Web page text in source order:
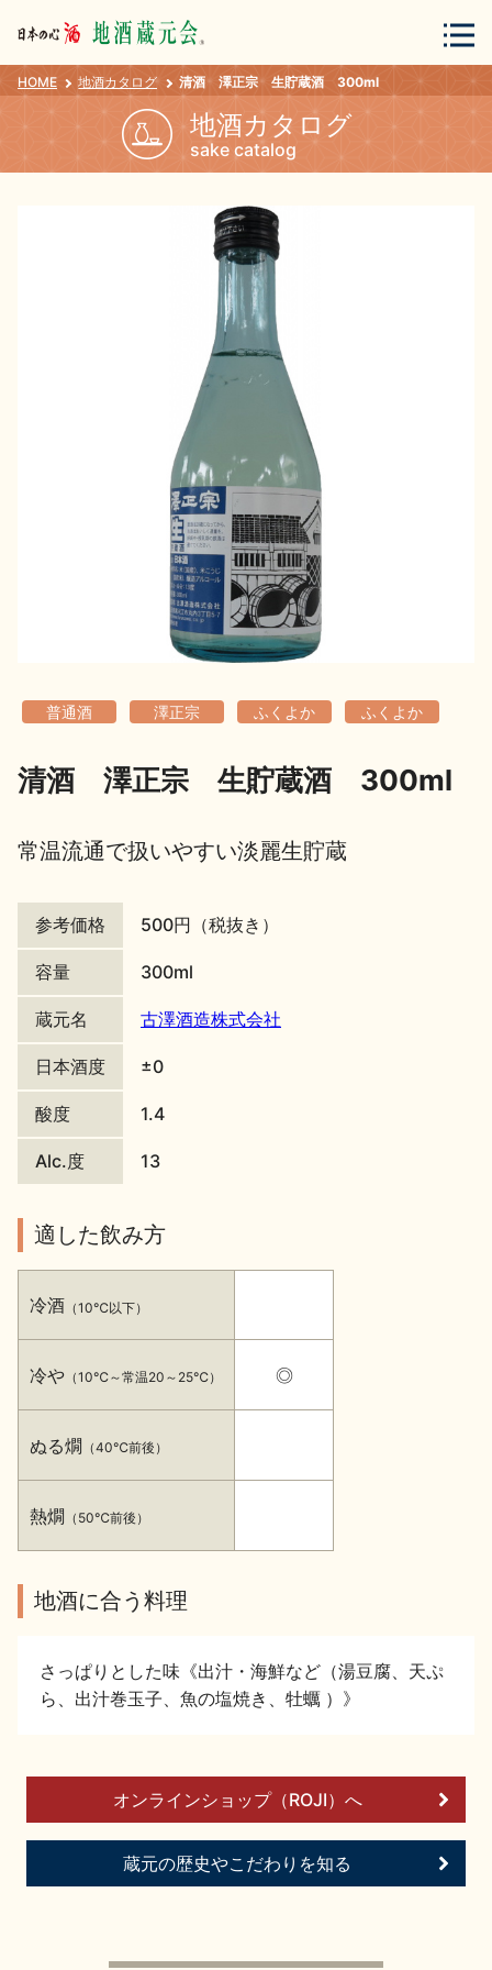
会員登録 ログイン
地酒カタログ
地酒解体新書
お楽しみコンテンツ
歳時記 地酒蔵元会検定
地酒川柳 地酒小説
地酒・イベント情報
季節の商品 イベント情報
地酒蔵元会WEB展示会 地酒蔵元会利酒会
地酒蔵元会とは
HOME 地酒カタログ 清酒 澤正宗 生貯蔵酒 300ml
地酒カタログ
sake catalog
普通酒 澤正宗 ふくよか ふくよか
清酒 澤正宗 生貯蔵酒 300ml
常温流通で扱いやすい淡麗生貯蔵
参考価格 500円（税抜き）
容量 300ml
蔵元名 古澤酒造株式会社
日本酒度 ±0
酸度 1.4
Alc.度 13
適した飲み方
冷酒 （10℃以下）
冷や （10℃～常温20～25℃）
ぬる燗 （40℃前後）
熱燗 （50℃前後）
◎
地酒に合う料理
さっぱりとした味《出汁・海鮮など（湯豆腐、天ぷ
ら、出汁巻玉子、魚の塩焼き、牡蠣 ）》
オンラインショップ（ROJI）へ
蔵元の歴史やこだわりを知る